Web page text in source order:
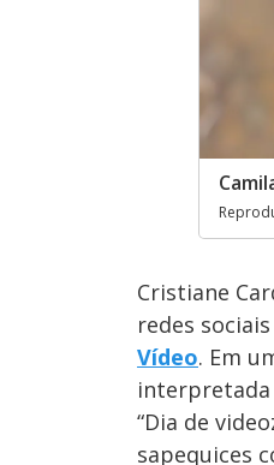
Cristiane
redes
Vídeo. Em
interpretada
“Dia de
sapequices